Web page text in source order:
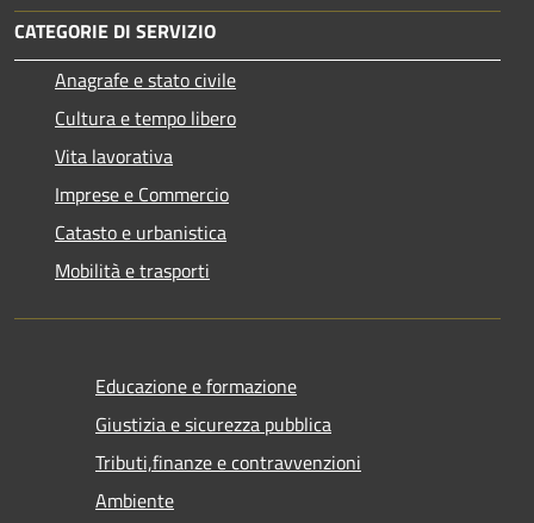
CATEGORIE DI SERVIZIO
Anagrafe e stato civile
Cultura e tempo libero
Vita lavorativa
Imprese e Commercio
Catasto e urbanistica
Mobilità e trasporti
Educazione e formazione
Giustizia e sicurezza pubblica
Tributi,finanze e contravvenzioni
Ambiente